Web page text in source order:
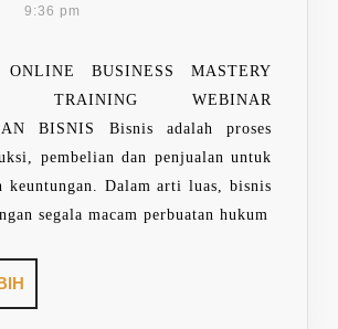
15,
9:36 pm
BUSINESS MASTERY
TRAINING WEBINAR
BISNIS Bisnis adalah proses
pembelian dan penjualan untuk
keuntungan. Dalam arti luas, bisnis
segala macam perbuatan hukum
LEBIH